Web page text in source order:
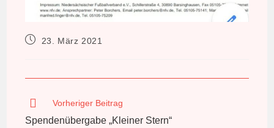
Beitrag23. März 2021
Weitere
ansehen
Vorheriger Beitrag
Spendenübergabe „Kleiner Stern“